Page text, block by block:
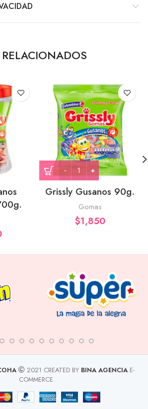
Grissly Gusanos 90g.
Gomas
$1,850
2021 CREATED BY BINA AGENCIA.E-
COMMERCE.